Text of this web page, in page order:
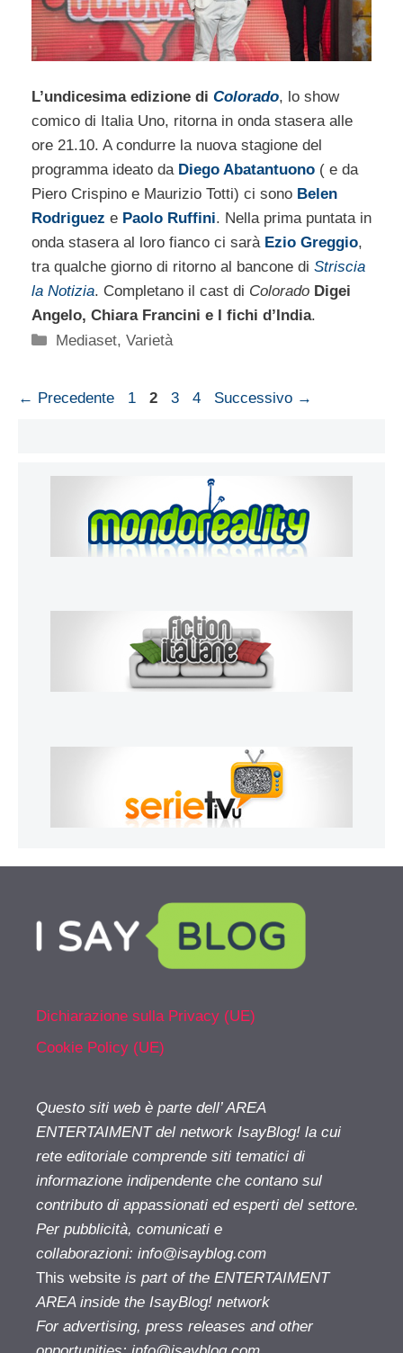
L’undicesima edizione di Colorado, lo show
comico di Italia Uno, ritorna in onda stasera alle
ore 21.10. A condurre la nuova stagione del
programma ideato da Diego Abatantuono ( e da
Piero Crispino e Maurizio Totti) ci sono Belen
Rodriguez e Paolo Ruffini. Nella prima puntata in
onda stasera al loro fianco ci sarà Ezio Greggio,
tra qualche giorno di ritorno al bancone di Striscia
la Notizia. Completano il cast di Colorado Digei
Angelo, Chiara Francini e I fichi d’India.
Categorie
Mediaset,Varietà
← Precedente Pagina
1 Pagina
2 Pagina
3 Pagina
4 Successivo →
Dichiarazione sulla Privacy (UE)
Cookie Policy (UE)
Questo siti web è parte dell’ AREA
ENTERTAIMENT del network IsayBlog! la cui
rete editoriale comprende siti tematici di
informazione indipendente che contano sul
contributo di appassionati ed esperti del settore.
Per pubblicità, comunicati e
collaborazioni: info@isayblog.com
This website is part of the ENTERTAIMENT
AREA inside the IsayBlog! network
For advertising, press releases and other